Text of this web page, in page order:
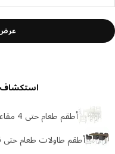
عرض
استكشاف
أطقم طعام حتى 4 مقاعد
أطقم طاولات طعام حتى 6 مقاعد